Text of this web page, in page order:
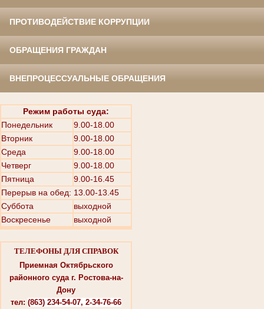
ПРОТИВОДЕЙСТВИЕ КОРРУПЦИИ
ОБРАЩЕНИЯ ГРАЖДАН
ВНЕПРОЦЕССУАЛЬНЫЕ ОБРАЩЕНИЯ
Режим работы суда:
Понедельник
9.00-18.00
Вторник
9.00-18.00
Среда
9.00-18.00
Четверг
9.00-18.00
Пятница
9.00-16.45
Перерыв на обед: 13.00-13.45
Суббота
выходной
Воскресенье
выходной
ТЕЛЕФОНЫ ДЛЯ СПРАВОК
Приемная Октябрьского
районного суда г. Ростова-на-
Дону
тел: (863) 234-54-07, 2-34-76-66